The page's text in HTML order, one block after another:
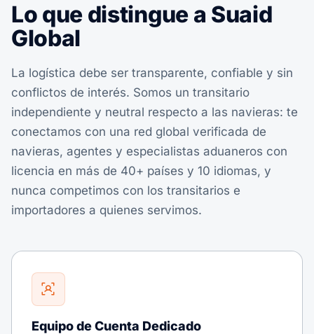
Lo que distingue a Suaid
Global
La logística debe ser transparente, confiable y sin
conflictos de interés. Somos un transitario
independiente y neutral respecto a las navieras: te
conectamos con una red global verificada de
navieras, agentes y especialistas aduaneros con
licencia en más de 40+ países y 10 idiomas, y
nunca competimos con los transitarios e
importadores a quienes servimos.
Equipo de Cuenta Dedicado